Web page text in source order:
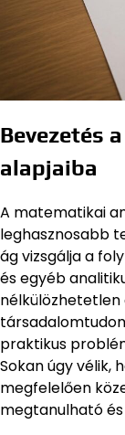
Bevezetés
alapjaiba
A matematikai
leghasznosabb
ág vizsgálja a
és egyéb
nélkülözhetetlen
praktikus
Sokan úgy vélik,
megfelelően
megtanulható